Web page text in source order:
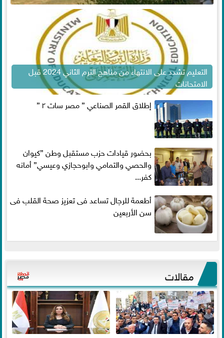
التعليم تشدد على الانتهاء من مناهج الترم الثاني 2024 قبل
الامتحانات
إطلاق القمر الصناعي ” مصر سات ٢ ”
بحضور قيادات حزب مستقبل وطن ”كيوان
والحصي والتمامي وابوحجازي وعيسي” أمانه
كفر...
أطعمة للرجال تساعد فى تعزيز صحة القلب فى
سن الأربعين
مقالات